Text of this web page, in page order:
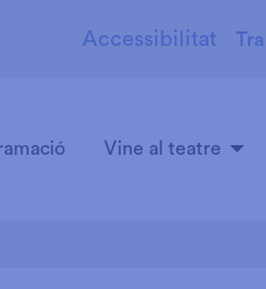
Accessibilitat
Vine al teatre